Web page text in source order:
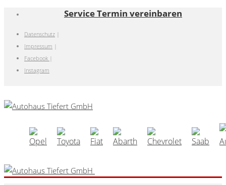
Service Termin vereinbaren
Datenschutz |
Impressum |
Facebook |
Instagram